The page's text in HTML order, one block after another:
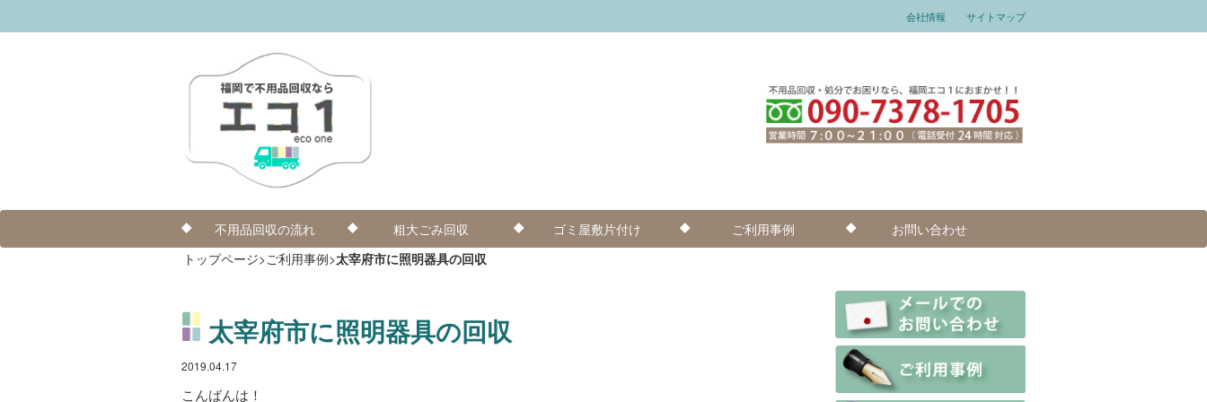
会社情報 サイトマップ
不用品回収の流れ 粗大ごみ回収 ゴミ屋敷片付け ご利用事例
お問い合わせ
トップページ>ご利用事例>太宰府市に照明器具の回収
太宰府市に照明器具の回収
2019.04.17
こんばんは！